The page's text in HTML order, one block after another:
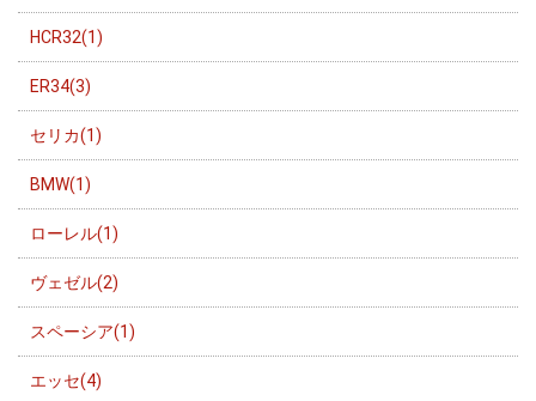
HCR32(1)
ER34(3)
セリカ(1)
BMW(1)
ローレル(1)
ヴェゼル(2)
スペーシア(1)
エッセ(4)